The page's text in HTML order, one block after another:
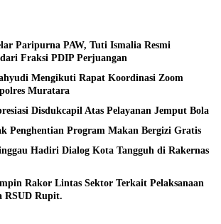
Paripurna PAW, Tuti Ismalia Resmi
Fraksi PDIP Perjuangan
Mengikuti Rapat Koordinasi Zoom
Muratara
Disdukcapil Atas Pelayanan Jemput Bola
Penghentian Program Makan Bergizi Gratis
Hadiri Dialog Kota Tangguh di Rakernas
Rakor Lintas Sektor Terkait Pelaksanaan
RSUD Rupit.